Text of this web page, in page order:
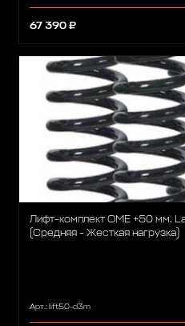
67 390 ₽
Лифт-комплект OME +50 мм.
(Средняя - Жесткая нагрузка)
Арт.: lift50-d3m